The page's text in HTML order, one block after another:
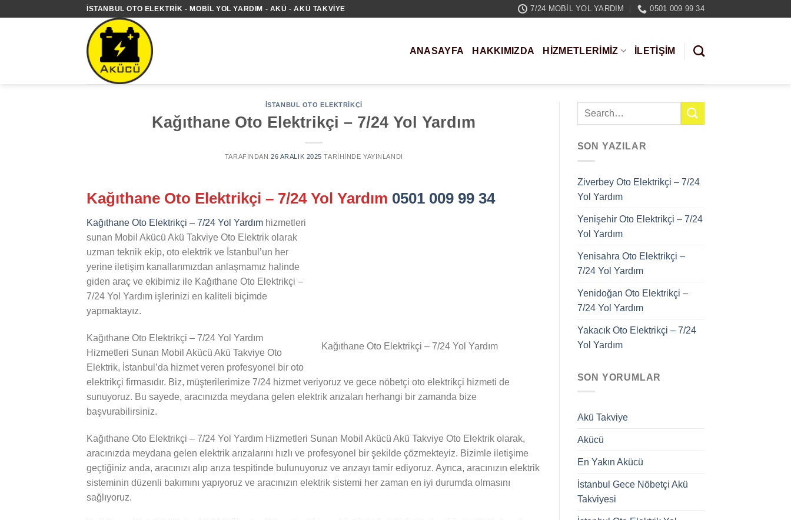
İSTANBUL OTO ELEKTRIK - MOBIL YOL YARDIM - AKÜ - AKÜ TAKVIYE 7/24 MOBIL YOL YARDIM 0501 009 99 34
ANASAYFA HAKKIMIZDA HIZMETLERIMIZ İLETİŞİM
İSTANBUL OTO ELEKTRIKÇI
Kağıthane Oto Elektrikçi – 7/24 Yol Yardım
TARAFINDAN 26 ARALIK 2025 TARIHINDE YAYINLANDI
Kağıthane Oto Elektrikçi – 7/24 Yol Yardım 0501 009 99 34
Kağıthane Oto Elektrikçi – 7/24 Yol Yardım
Kağıthane Oto Elektrikçi – 7/24 Yol Yardım hizmetleri
sunan Mobil Akücü Akü Takviye Oto Elektrik olarak
uzman teknik ekip, oto elektrik ve İstanbul’un her
yerine iletişim kanallarımızdan anlaşmamız halinde
giden araç ve ekibimiz ile Kağıthane Oto Elektrikçi –
7/24 Yol Yardım işlerinizi en kaliteli biçimde
yapmaktayız.
Kağıthane Oto Elektrikçi – 7/24 Yol Yardım
Hizmetleri Sunan Mobil Akücü Akü Takviye Oto
Elektrik, İstanbul’da hizmet veren profesyonel bir oto
elektrikçi firmasıdır. Biz, müşterilerimize 7/24 hizmet veriyoruz ve gece nöbetçi oto elektrikçi hizmeti de
sunuyoruz. Bu sayede, aracınızda meydana gelen elektrik arızaları herhangi bir zamanda bize
başvurabilirsiniz.
Kağıthane Oto Elektrikçi – 7/24 Yol Yardım Hizmetleri Sunan Mobil Akücü Akü Takviye Oto Elektrik olarak,
aracınızda meydana gelen elektrik arızalarını hızlı ve profesyonel bir şekilde çözmekteyiz. Bizimle iletişime
geçtiğiniz anda, aracınızı alıp arıza tespitinde bulunuyoruz ve arızayı tamir ediyoruz. Ayrıca, aracınızın elektrik
sisteminin düzenli bakımını yapıyoruz ve aracınızın elektrik sistemi her zaman en iyi durumda olmasını
sağlıyoruz.
SON YAZILAR
Ziverbey Oto Elektrikçi – 7/24
Yol Yardım
Yenişehir Oto Elektrikçi – 7/24
Yol Yardım
Yenisahra Oto Elektrikçi –
7/24 Yol Yardım
Yenidoğan Oto Elektrikçi –
7/24 Yol Yardım
Yakacık Oto Elektrikçi – 7/24
Yol Yardım
SON YORUMLAR
Akü Takviye
Akücü
En Yakın Akücü
İstanbul Gece Nöbetçi Akü
Takviyesi